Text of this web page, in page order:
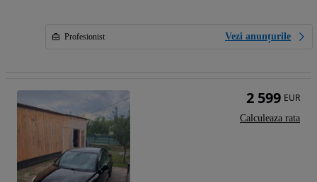
Profesionist Vezi anunțurile
2 599 EUR
Calculeaza rata